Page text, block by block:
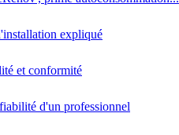
expliqué
et conformité
d'un professionnel